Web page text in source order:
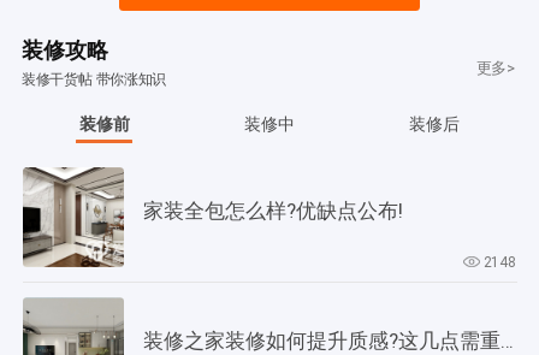
装修攻略
装修干货帖 带你涨知识
更多>
装修前 装修中 装修后
家装全包怎么样?优缺点公布!
2148
装修之家装修如何提升质感?这几点需重视起来